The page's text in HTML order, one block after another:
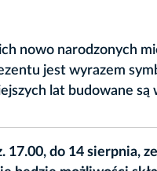
nowo narodzonych
jest wyrazem
lat budowane są
17.00, do 14 sierpnia,